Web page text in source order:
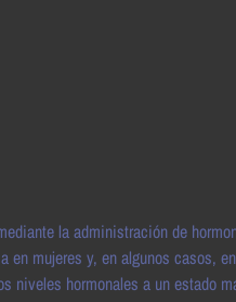
la administración de
mujeres y, en algunos casos,
niveles hormonales a un estado